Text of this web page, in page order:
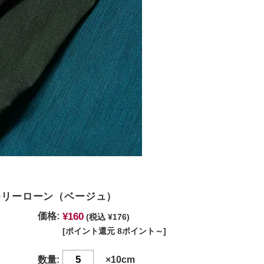
ーローン（ベージュ）
価格: ¥160 (税込 ¥176)
[ポイント還元 8ポイント～]
数量: ×10cm